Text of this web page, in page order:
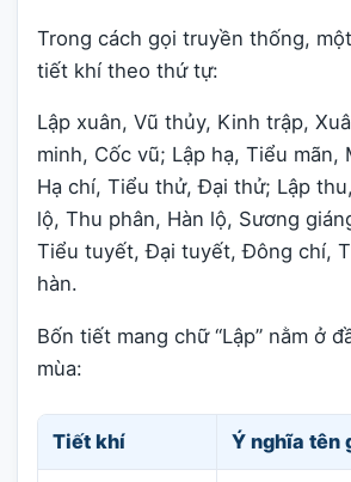
Trong cách gọi truyền thống,
tiết khí theo thứ tự:
Lập xuân, Vũ thủy, Kinh trập,
minh, Cốc vũ; Lập hạ, Tiểu mãn,
Hạ chí, Tiểu thử, Đại thử; Lập
lộ, Thu phân, Hàn lộ, Sương
Tiểu tuyết, Đại tuyết, Đông chí,
hàn.
Bốn tiết mang chữ “Lập” nằm ở
mùa:
Tiết khí Ý nghĩa tên